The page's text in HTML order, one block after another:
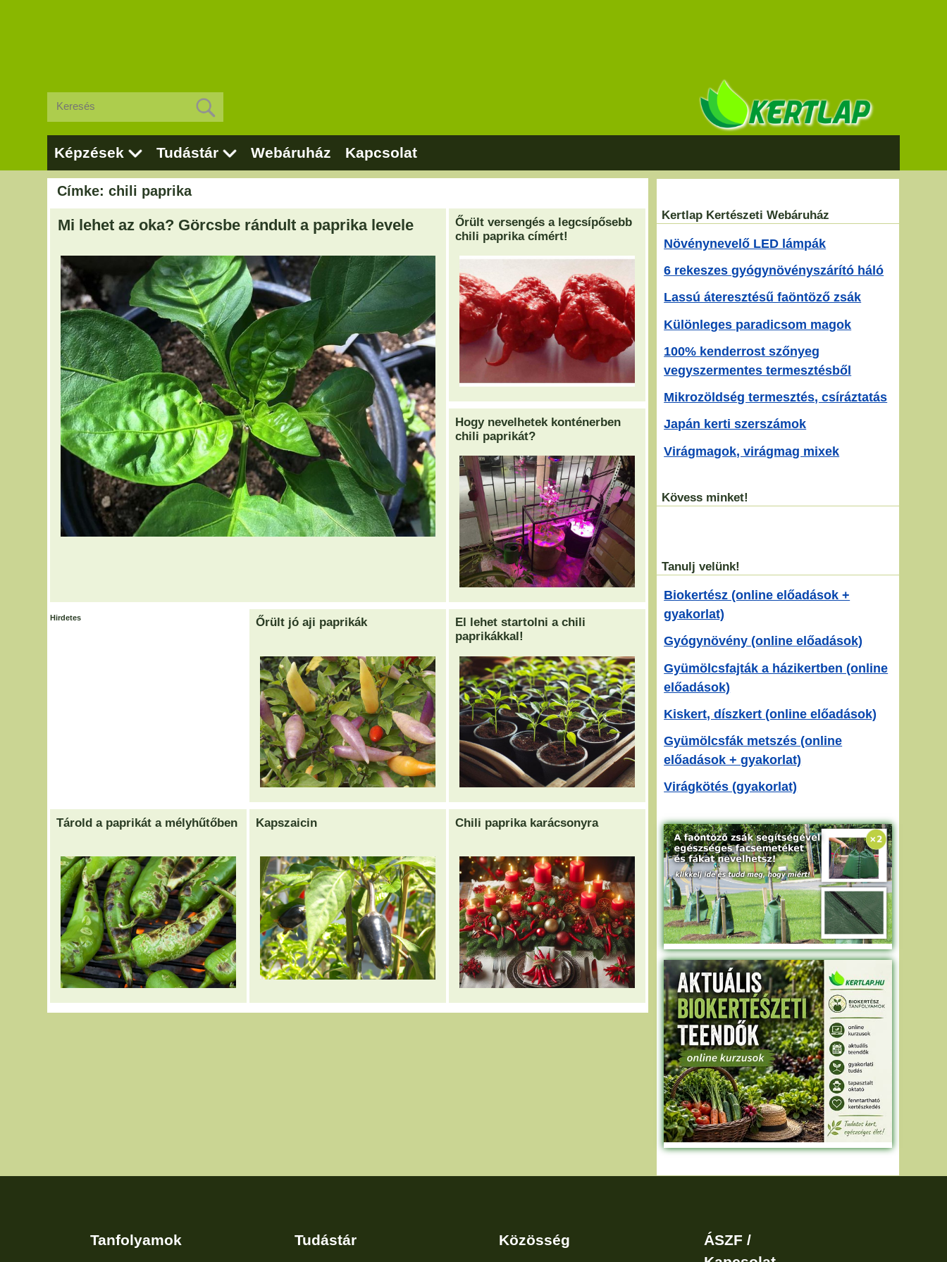
Képzések Tudástár Webáruház Kapcsolat
Címke: chili paprika
Mi lehet az oka? Görcsbe rándult a paprika levele
Őrült versengés a legcsípősebb
chili paprika címért!
Hogy nevelhetek konténerben
chili paprikát?
Hirdetes Őrült jó aji paprikák
El lehet startolni a chili
paprikákkal!
Tárold a paprikát a mélyhűtőben Kapszaicin Chili paprika karácsonyra
Kertlap Kertészeti Webáruház
Növénynevelő LED lámpák
6 rekeszes gyógynövényszárító háló
Lassú áteresztésű faöntöző zsák
Különleges paradicsom magok
100% kenderrost szőnyeg
vegyszermentes termesztésből
Mikrozöldség termesztés, csíráztatás
Japán kerti szerszámok
Virágmagok, virágmag mixek
Kövess minket!
Tanulj velünk!
Biokertész (online előadások +
gyakorlat)
Gyógynövény (online előadások)
Gyümölcsfajták a házikertben (online
előadások)
Kiskert, díszkert (online előadások)
Gyümölcsfák metszés (online
előadások + gyakorlat)
Virágkötés (gyakorlat)
Tanfolyamok Tudástár Közösség
ÁSZF /